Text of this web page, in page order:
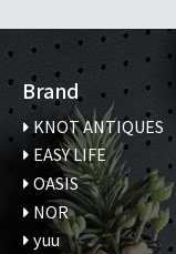
Brand
KNOT ANTIQUES
EASY LIFE
OASIS
NOR
yuu